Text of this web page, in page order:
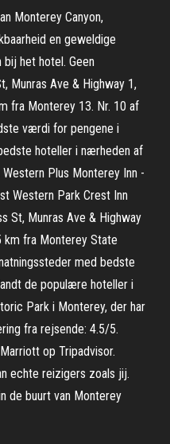
Monterey Canyon,
en geweldige
bij het hotel. Geen
Munras Ave & Highway 1,
fra Monterey 13. Nr. 10 af
værdi for pengene i
hoteller i nærheden af
Plus Monterey Inn -
Western Park Crest Inn
St, Munras Ave & Highway
km fra Monterey State
med bedste
de populære hoteller i
Park i Monterey, der har
fra rejsende: 4.5/5.
op Tripadvisor.
echte reizigers zoals jij.
de buurt van Monterey